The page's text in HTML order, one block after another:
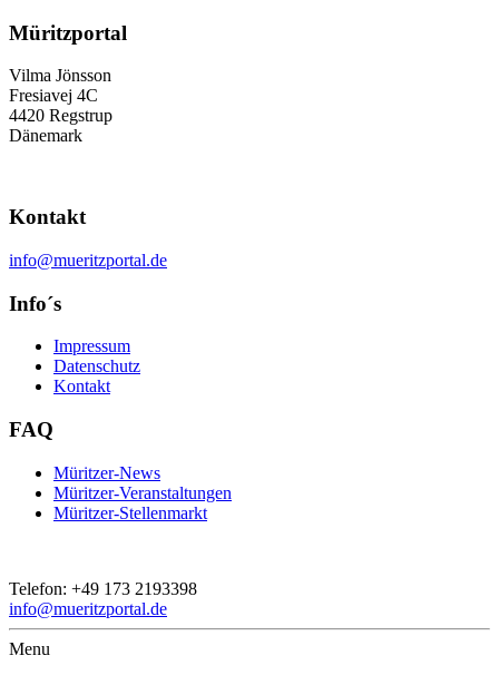
Müritzportal
Vilma Jönsson
Fresiavej 4C
4420 Regstrup
Dänemark
Kontakt
info@mueritzportal.de
Info´s
Impressum
Datenschutz
Kontakt
FAQ
Müritzer-News
Müritzer-Veranstaltungen
Müritzer-Stellenmarkt
Telefon: +49 173 2193398
info@mueritzportal.de
Menu